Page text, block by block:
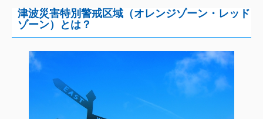
津波災害特別警戒区域（オレンジゾーン・レッド
ゾーン）とは？